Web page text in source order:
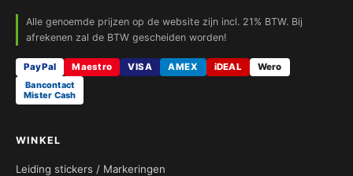
Alle genoemde prijzen op de website zijn incl. 21% BTW. Bij
afrekenen zal de BTW gescheiden worden!
PayPal Maestro VISA AMEX iDEAL
Wero
Bancontact
Mister Cash
WINKEL
Leiding stickers / Markeringen